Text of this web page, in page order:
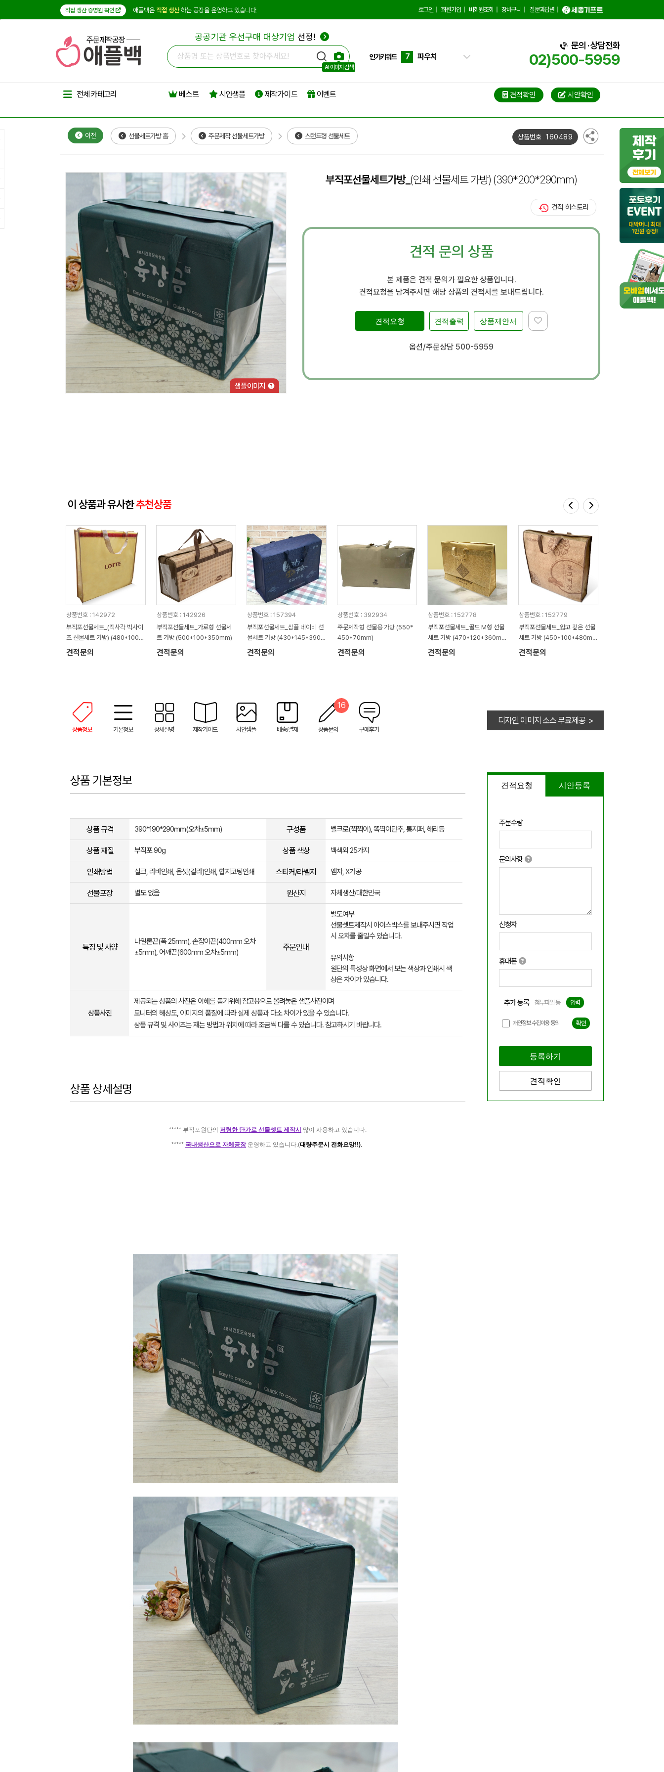
직접 생산 증명원 확인 애플백은 직접 생산하는 공장을 운영하고 있습니다. 로그인 회원가입 비회원조회 장바구니 질문과답변
주문제작공장 공공기관 우선구매 대상기업 선정!
AI 이미지 검색
인기키워드
5
타포린가방
7
파우치
문의 · 상담전화
02)500-5959
전체 카테고리 베스트 시안샘플 제작가이드 이벤트 견적확인 시안확인
이전 선물세트가방 홈 주문제작 선물세트가방 스탠드형 선물세트 상품번호 160489
부직포선물세트가방_ (인쇄 선물세트 가방) (390*200*290mm)
견적 히스토리
견적 문의 상품
본 제품은 견적 문의가 필요한 상품입니다.
견적요청을 남겨주시면 해당 상품의 견적서를 보내드립니다.
견적요청 상품제안서
견적출력
옵션/주문상담 500-5959
이 상품과 유사한추천상품
상품번호 : 142972
부직포선물세트_(직사각 빅사이
즈 선물세트 가방) (480*100*
480mm)
견적문의
상품번호 : 142926
부직포선물세트_가로형 선물세
트 가방 (500*100*350mm)
견적문의
상품번호 : 157394
부직포선물세트_심플 네이비 선
물세트 가방 (430*145*390m
m)
견적문의
상품번호 : 392934
주문제작형 선물용 가방 (550*
450*70mm)
견적문의
상품번호 : 152778
부직포선물세트_골드 M형 선물
세트 가방 (470*120*360m
m)
견적문의
상품번호 : 152779
부직포선물세트_얇고 깊은 선물
세트 가방 (450*100*480m
m)
견적문의
상품정보 기본정보 상세설명 제작가이드 시안샘플 배송/결제 상품문의
16
구매후기
디자인 이미지 소스 무료제공 >
견적요청 시안등록
주문수량
문의사항
신청자
휴대폰
추가 등록 첨부파일 등 입력
개인정보 수집이용 동의 확인
등록하기
견적확인
상품 기본정보
상품 규격 390*190*290mm(오차±5mm​) 구성품 벨크로(찍찍이), 똑딱이단추, 통지퍼, 해리등
상품 재질 부직포 90g 상품 색상 백색외 25가지
인쇄방법 실크, 라바인쇄, 옵셋(칼라)인쇄, 합지코팅인쇄 스티커/라벨지 엠자, X가공
선물포장 별도 없음 원산지 자체생산/대한민국
특징 및 사양
나일론끈(폭 25mm), 손잡이끈(400mm 오차
±5mm), 어깨끈(600mm 오차±5mm)
주문안내
별도여부
선물셋트제작시 아이스박스를 보내주시면 작업
시 오차를 줄일수 있습니다.
유의사항
원단의 특성상 화면에서 보는 색상과 인쇄시 색
상은 차이가 있습니다.
상품사진
제공되는 상품의 사진은 이해를 돕기위해 참고용으로 올려놓은 샘플사진이며
모니터의 해상도, 이미지의 품질에 따라 실제 상품과 다소 차이가 있을 수 있습니다.
상품 규격 및 사이즈는 재는 방법과 위치에 따라 조금씩 다를 수 있습니다. 참고하시기 바랍니다.
상품 상세설명
***** 부직포원단의 저렴한 단가로 선물셋트 제작시 많이 사용하고 있습니다.
***** 국내생산으로 자체공장 운영하고 있습니다.(대량주문시 전화요망!!).